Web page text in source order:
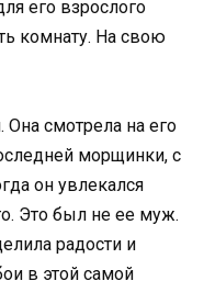
его взрослого
комнату. На свою
Она смотрела на его
морщинки, с
он увлекался
Это был не ее муж.
радости и
в этой самой